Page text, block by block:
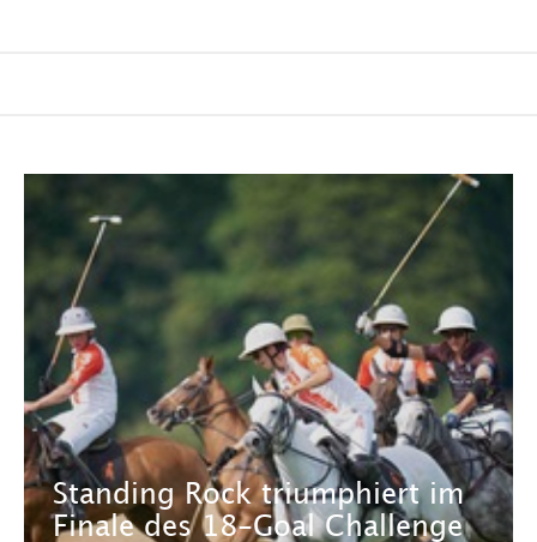
Standing Rock triumphiert im
Finale des 18-Goal Challenge